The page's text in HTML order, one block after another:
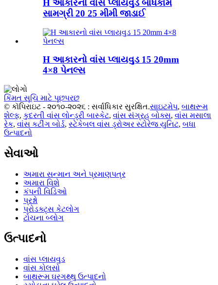
H આકારનો વાંસ પ્લાયવુડ બાંધકામ
સામગ્રી 20 25 મીમી જાડાઈ
H આકારનો વાંસ પ્લાયવુડ 15 20mm
4×8 પેનલ્સ
કિંમત સૂચિ માટે પૂછપરછ
© કૉપિરાઇટ - ૨૦૧૦-૨૦૨૬ : સર્વાધિકાર સુરક્ષિત.સાઇટમેપ, બાથરૂમ
શેલ્ફ, કુદરતી વાંસ લોન્ડ્રી બાસ્કેટ, વાંસ સંગ્રહ બોક્સ, વાંસ મસાલા
રેક, વાંસ કટીંગ બોર્ડ, સ્ટેકેબલ વાંસ ડ્રોઅર સ્ટોરેજ યુનિટ, બધા
ઉત્પાદનો
સેવાઓ
અમારા સન્માન અને પ્રમાણપત્ર
અમારા વિશે
કંપની વિડિઓ
પ્રશ્નો
પ્રોડક્ટ્સ કેટલોગ
ટોચના બ્લોગ
ઉત્પાદનો
વાંસ પ્લાયવુડ
વાંસ કોલસો
બાથરૂમ ઘરગથ્થુ ઉત્પાદનો